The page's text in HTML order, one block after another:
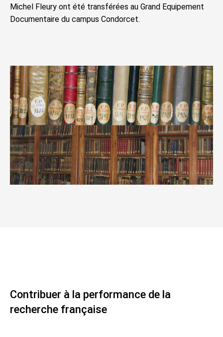
Michel Fleury ont été transférées au Grand Equipement
Documentaire du campus Condorcet.
Contribuer à la performance de la
recherche française